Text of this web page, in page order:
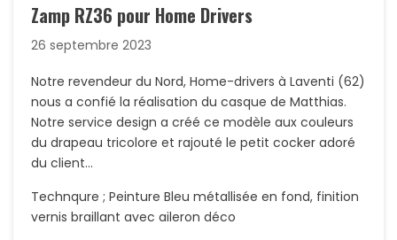
Zamp RZ36 pour Home Drivers
26 septembre 2023
Notre revendeur du Nord, Home-drivers à Laventi (62)
nous a confié la réalisation du casque de Matthias.
Notre service design a créé ce modèle aux couleurs
du drapeau tricolore et rajouté le petit cocker adoré
du client…
Technqure ; Peinture Bleu métallisée en fond, finition
vernis braillant avec aileron déco